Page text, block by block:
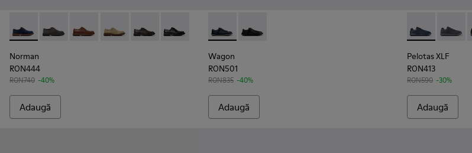
Norman - K100998-008 - Pantofi albaștri din piele întoarsă pentru bărbați.
Norman - K100998-010
Norman - K100998-009
Norman - K100998-007
Norman - K100998-002
Norman - K100998-001
Norman
RON444
RON740 -40%
Adaugă
Wagon - K101101-003 - Pantofi albaștri din piele și material
Wagon - K101101-001
Wagon
RON501
RON835 -40%
Adaugă
Pelotas XLF -
Pelotas
Pelotas XLF
RON413
RON590 -30%
Adaugă